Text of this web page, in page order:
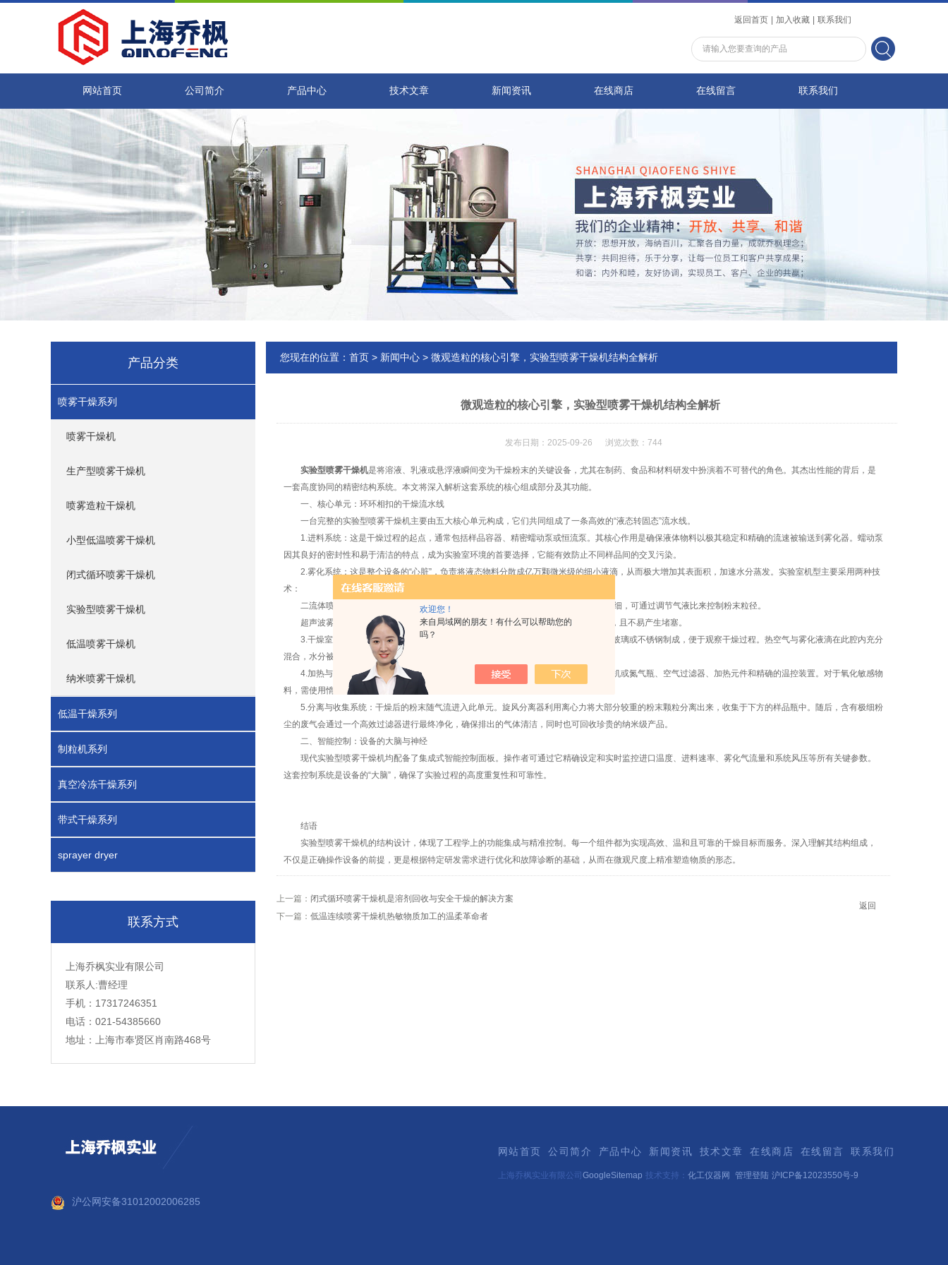
欢迎您！
来自局域网的朋友！有什么可以帮助您的
吗？
返回首页 加入收藏 联系我们
网站首页 公司简介 产品中心 技术文章 新闻资讯 在线商店 在线留言 联系我们
产品分类
喷雾干燥系列
喷雾干燥机
生产型喷雾干燥机
喷雾造粒干燥机
小型低温喷雾干燥机
闭式循环喷雾干燥机
实验型喷雾干燥机
低温喷雾干燥机
纳米喷雾干燥机
低温干燥系列
制粒机系列
真空冷冻干燥系列
带式干燥系列
sprayer dryer
联系方式
上海乔枫实业有限公司
联系人:曹经理
手机：17317246351
电话：021-54385660
地址：上海市奉贤区肖南路468号
您现在的位置： 首页 > 新闻中心 > 微观造粒的核心引擎，实验型喷雾干燥机结构全解析
微观造粒的核心引擎，实验型喷雾干燥机结构全解析
发布日期：2025-09-26 浏览次数：744
实验型喷雾干燥机是将溶液、乳液或悬浮液瞬间变为干燥粉末的关键设备，尤其在制药、食品和材料研发中扮演着不可替代的角色。其杰出性能的背后，是
一套高度协同的精密结构系统。本文将深入解析这套系统的核心组成部分及其功能。
一、核心单元：环环相扣的干燥流水线
一台完整的实验型喷雾干燥机主要由五大核心单元构成，它们共同组成了一条高效的“液态转固态”流水线。
1.进料系统：这是干燥过程的起点，通常包括样品容器、精密蠕动泵或恒流泵。其核心作用是确保液体物料以极其稳定和精确的流速被输送到雾化器。蠕动泵
因其良好的密封性和易于清洁的特点，成为实验室环境的首要选择，它能有效防止不同样品间的交叉污染。
2.雾化系统：这是整个设备的“心脏”，负责将液态物料分散成亿万颗微米级的细小液滴，从而极大增加其表面积，加速水分蒸发。实验室机型主要采用两种技
术：
二流体喷嘴：利用高速气流（雾化气）的动能将液流撕裂成细雾。其优点是雾化粒度细，可通过调节气液比来控制粉末粒径。
超声波雾化器：利用高频振动将液面“震碎”成均匀液滴。这种方式更为温和，能耗低，且不易产生堵塞。
3.干燥室：这是发生热量与质量传递的主要反应器。通常由耐高温、化学惰性良好的玻璃或不锈钢制成，便于观察干燥过程。热空气与雾化液滴在此腔内充分
混合，水分被瞬间蒸发。其设计直接影响干燥效率和粉末的最终特性。
4.加热与气源系统：该系统为干燥提供纯净、稳定且温度可控的热风。包括空气压缩机或氮气瓶、空气过滤器、加热元件和精确的温控装置。对于氧化敏感物
料，需使用惰性气体作为干燥介质，构成封闭循环系统。
5.分离与收集系统：干燥后的粉末随气流进入此单元。旋风分离器利用离心力将大部分较重的粉末颗粒分离出来，收集于下方的样品瓶中。随后，含有极细粉
尘的废气会通过一个高效过滤器进行最终净化，确保排出的气体清洁，同时也可回收珍贵的纳米级产品。
二、智能控制：设备的大脑与神经
现代实验型喷雾干燥机均配备了集成式智能控制面板。操作者可通过它精确设定和实时监控进口温度、进料速率、雾化气流量和系统风压等所有关键参数。
这套控制系统是设备的“大脑”，确保了实验过程的高度重复性和可靠性。
结语
实验型喷雾干燥机的结构设计，体现了工程学上的功能集成与精准控制。每一个组件都为实现高效、温和且可靠的干燥目标而服务。深入理解其结构组成，
不仅是正确操作设备的前提，更是根据特定研发需求进行优化和故障诊断的基础，从而在微观尺度上精准塑造物质的形态。
上一篇： 闭式循环喷雾干燥机是溶剂回收与安全干燥的解决方案
下一篇： 低温连续喷雾干燥机热敏物质加工的温柔革命者
返回
网站首页 公司简介 产品中心 新闻资讯 技术文章 在线商店 在线留言 联系我们
上海乔枫实业有限公司 GoogleSitemap 技术支持： 化工仪器网 管理登陆 沪ICP备12023550号-9
沪公网安备31012002006285